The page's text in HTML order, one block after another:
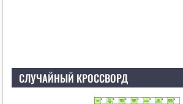
СЛУЧАЙНЫЙ КРОССВОРД